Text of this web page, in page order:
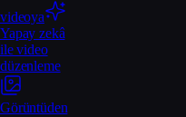
videoya
Yapay zekâ
ile video
düzenleme
Görüntüden